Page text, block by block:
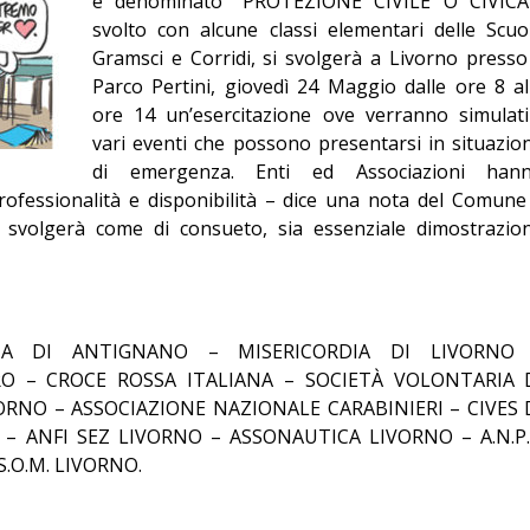
svolto con alcune classi elementari delle
Gramsci e Corridi, si svolgerà a Livorno
Parco Pertini, giovedì 24 Maggio dalle ore 8
ore 14 un’esercitazione ove verranno
vari eventi che possono presentarsi in
di emergenza. Enti ed Associazioni
e disponibilità – dice una nota del Comune
come di consueto, sia essenziale
DI ANTIGNANO – MISERICORDIA DI LIVORNO
– CROCE ROSSA ITALIANA – SOCIETÀ VOLONTARIA
– ASSOCIAZIONE NAZIONALE CARABINIERI – CIVES
ANFI SEZ LIVORNO – ASSONAUTICA LIVORNO –
LIVORNO.
Editoriale